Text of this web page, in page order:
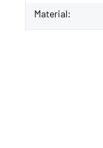
Material: